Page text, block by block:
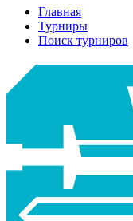
Главная
Турниры
Поиск турниров